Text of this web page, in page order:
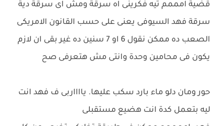
قضية امممم تيه فكرينى اه سرقة ومش اى سرقة دية
سرقة فهد السيوفى يعنى على حسب القانون الامريكى
الصعب ده ممكن نقول 6 او 7 سنين ده غير بقى ان لازم
يكون فى محامين وحدة وانتى مش هتعرفى صح
حور ومان دلو ماء بارد سكب عليها. يااااربى ف فهد انت
ليه بتعمل كدة انت هضيع مستقبلى